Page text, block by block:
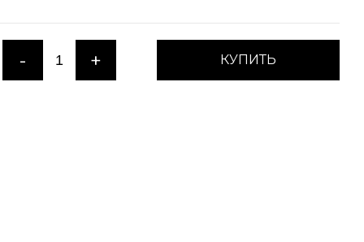
- + КУПИТЬ